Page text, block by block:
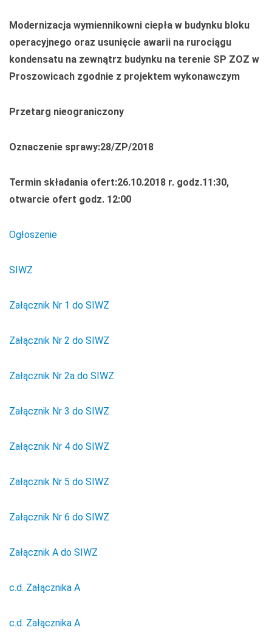
Modernizacja wymiennikowni ciepła w budynku bloku
operacyjnego oraz usunięcie awarii na rurociągu
kondensatu na zewnątrz budynku na terenie SP ZOZ w
Proszowicach zgodnie z projektem wykonawczym
Przetarg nieograniczony
Oznaczenie sprawy:28/ZP/2018
Termin składania ofert:26.10.2018 r. godz.11:30,
otwarcie ofert godz. 12:00
Ogłoszenie
SIWZ
Załącznik Nr 1 do SIWZ
Załącznik Nr 2 do SIWZ
Załącznik Nr 2a do SIWZ
Załącznik Nr 3 do SIWZ
Załącznik Nr 4 do SIWZ
Załącznik Nr 5 do SIWZ
Załącznik Nr 6 do SIWZ
Załącznik A do SIWZ
c.d. Załącznika A
c.d. Załącznika A